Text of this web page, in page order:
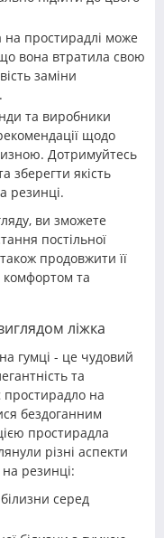
на простирадлі може
вона втратила свою
заміни
та виробники
щодо
Дотримуйтесь
зберегти якість
резинці.
ви зможете
постільної
продовжити її
комфортом та
ліжка
гумці - це чудовий
та
простирадло на
бездоганним
простирадла
різні аспекти
резинці:
серед